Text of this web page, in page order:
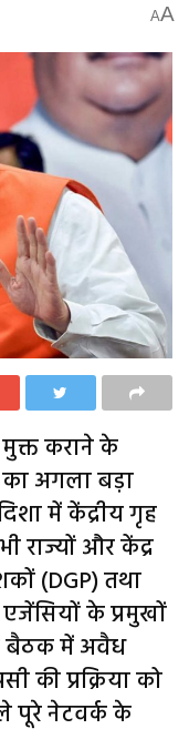
AA
कराने के
अगला बड़ा
में केंद्रीय गृह
राज्यों और केंद्र
(DGP) तथा
के प्रमुखों
बैठक में अवैध
की प्रक्रिया को
पूरे नेटवर्क के